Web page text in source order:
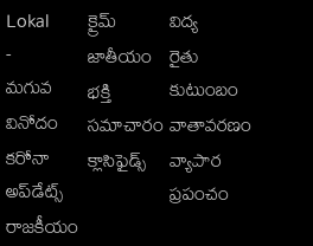
Lokal
-
మగువ
వినోదం
కరోనా
అప్‌డేట్స్
రాజకీయం
క్రైమ్
జాతీయం
భక్తి
సమాచారం
క్లాసిఫైడ్స్
విద్య
రైతు
కుటుంబం
వాతావరణం
వ్యాపార
ప్రపంచం